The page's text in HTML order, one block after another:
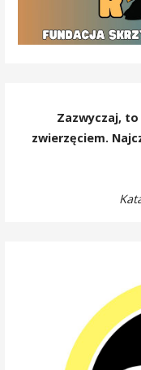
Zazwyczaj,
zwierzęciem.